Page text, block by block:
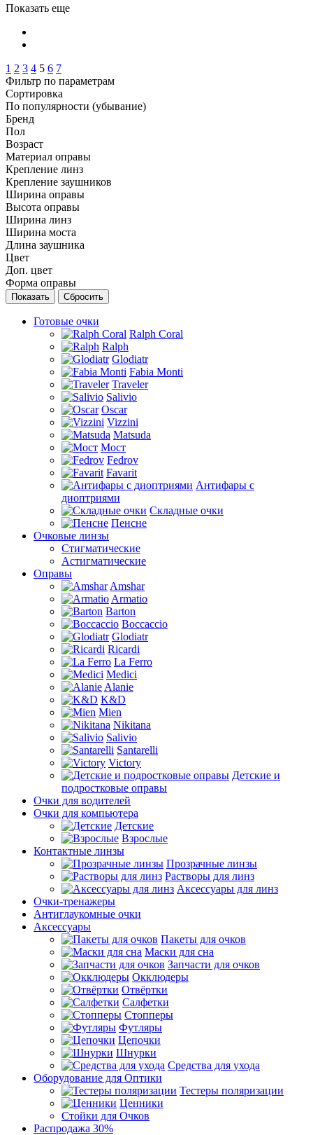
Показать еще
1 2 3 4 5 6 7
Фильтр по параметрам
Сортировка
По популярности (убывание)
Бренд
Пол
Возраст
Материал оправы
Крепление линз
Крепление заушников
Ширина оправы
Высота оправы
Ширина линз
Ширина моста
Длина заушника
Цвет
Доп. цвет
Форма оправы
Сбросить
Готовые очки
Ralph Coral
Ralph
Glodiatr
Fabia Monti
Traveler
Salivio
Oscar
Vizzini
Matsuda
Мост
Fedrov
Favarit
Антифары с
диоптриями
Складные очки
Пенсне
Очковые линзы
Стигматические
Астигматические
Оправы
Amshar
Armatio
Barton
Boccaccio
Glodiatr
Ricardi
La Ferro
Medici
Alanie
K&D
Mien
Nikitana
Salivio
Santarelli
Victory
Детские и
подростковые оправы
Очки для водителей
Очки для компьютера
Детские
Взрослые
Контактные линзы
Прозрачные линзы
Растворы для линз
Аксессуары для линз
Очки-тренажеры
Антиглаукомные очки
Аксессуары
Пакеты для очков
Маски для сна
Запчасти для очков
Окклюдеры
Отвёртки
Салфетки
Стопперы
Футляры
Цепочки
Шнурки
Средства для ухода
Оборудование для Оптики
Тестеры поляризации
Ценники
Стойки для Очков
Распродажа 30%